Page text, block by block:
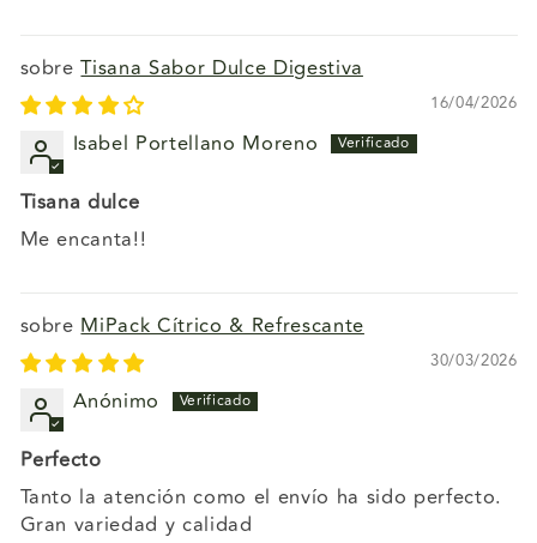
Tisana Sabor Dulce Digestiva
16/04/2026
Isabel Portellano Moreno
Tisana dulce
Me encanta!!
MiPack Cítrico & Refrescante
30/03/2026
Anónimo
Perfecto
Tanto la atención como el envío ha sido perfecto.
Gran variedad y calidad